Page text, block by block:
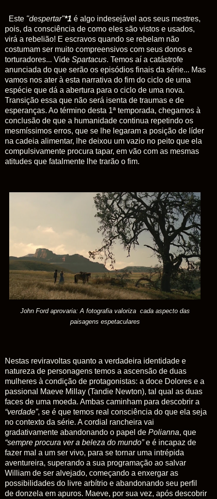
Este "despertar"*1 é algo indesejável aos seus mestres,
pois, da consciência de como eles são vistos e usados,
virá a rebelião! E escravos quando se rebelam não
costumam ser muito compreensivos com seus donos e
torturadores... Vide Spartacus. Temos aí a catástrofe
anunciada do que serão os episódios finais da série... Mas
vamos nos ater à esta narrativa do fim do ciclo de uma
espécie que dá a abertura para o ciclo de uma nova.
Transição essa que não será isenta de traumas e de
esperanças. Ao término desta 1ª temporada, chegamos à
conclusão de que a humanidade continua repetindo os
mesmíssimos erros, que se lhe legaram a posição de líder
na cadeia alimentar, lhe deixou um vazio no peito que ela
compulsivamente procura tapar, em vão com as mesmas
atitudes que fatalmente lhe trarão o fim.
John Ford aprovaria: A fotografia valoriza cada aspecto das
paisagens espetaculares
Nestas reviravoltas quanto a verdadeira identidade e
natureza de personagens temos a ascensão de duas
mulheres à condição de protagonistas: a doce Dolores e a
passional Maeve Millay (Tandie Newton), tal qual as duas
faces de uma moeda. Ambas caminham para descobrir a
“verdade”, se é que temos real consciência do que ela seja
no contexto da série. A cordial rancheira vai
gradativamente abandonando o papel de Polianna, que
“sempre procura ver a beleza do mundo”e é incapaz de
fazer mal a um ser vivo, para se tornar uma intrépida
aventureira, superando a sua programação ao salvar
William de ser alvejado, começando a enxergar as
possibilidades do livre arbítrio e abandonando seu perfil
de donzela em apuros. Maeve, por sua vez, após descobrir